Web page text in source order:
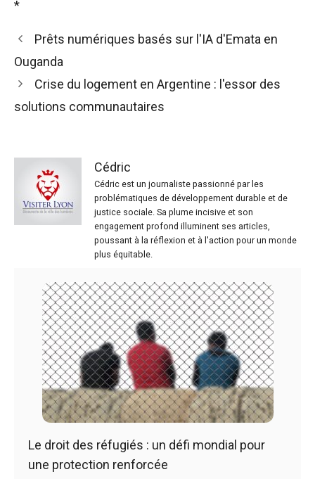
*
Prêts numériques basés sur l'IA d'Emata en
Ouganda
Crise du logement en Argentine : l'essor des
solutions communautaires
Cédric
Cédric est un journaliste passionné par les
problématiques de développement durable et de
justice sociale. Sa plume incisive et son
engagement profond illuminent ses articles,
poussant à la réflexion et à l'action pour un monde
plus équitable.
Le droit des réfugiés : un défi mondial pour
une protection renforcée